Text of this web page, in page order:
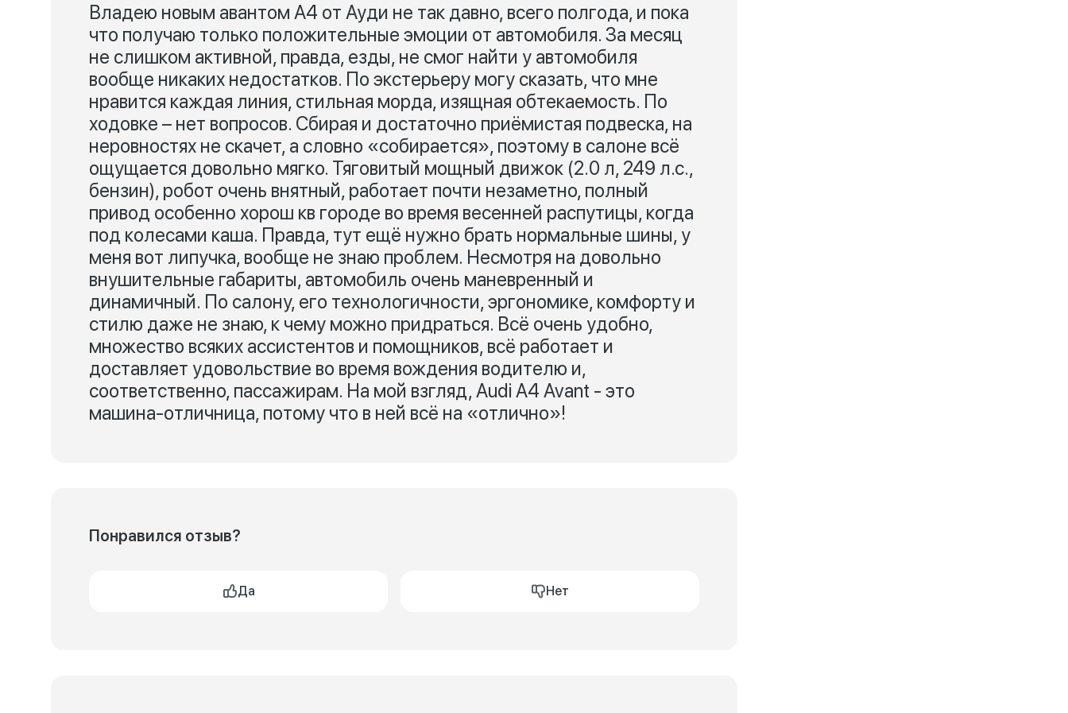
Владею новым авантом А4 от Ауди не так давно, всего полгода, и пока
что получаю только положительные эмоции от автомобиля. За месяц
не слишком активной, правда, езды, не смог найти у автомобиля
вообще никаких недостатков. По экстерьеру могу сказать, что мне
нравится каждая линия, стильная морда, изящная обтекаемость. По
ходовке – нет вопросов. Сбирая и достаточно приёмистая подвеска, на
неровностях не скачет, а словно «собирается», поэтому в салоне всё
ощущается довольно мягко. Тяговитый мощный движок (2.0 л, 249 л.с.,
бензин), робот очень внятный, работает почти незаметно, полный
привод особенно хорош кв городе во время весенней распутицы, когда
под колесами каша. Правда, тут ещё нужно брать нормальные шины, у
меня вот липучка, вообще не знаю проблем. Несмотря на довольно
внушительные габариты, автомобиль очень маневренный и
динамичный. По салону, его технологичности, эргономике, комфорту и
стилю даже не знаю, к чему можно придраться. Всё очень удобно,
множество всяких ассистентов и помощников, всё работает и
доставляет удовольствие во время вождения водителю и,
соответственно, пассажирам. На мой взгляд, Audi A4 Avant - это
машина-отличница, потому что в ней всё на «отлично»!
Понравился отзыв?
Да Нет